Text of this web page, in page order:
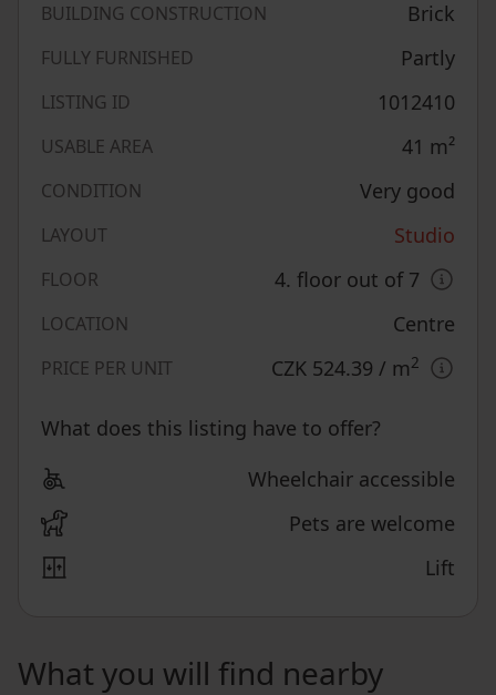
BUILDING CONSTRUCTION Brick
FULLY FURNISHED Partly
LISTING ID 1012410
USABLE AREA 41 m²
CONDITION Very good
LAYOUT Studio
FLOOR 4. floor out of 7
LOCATION Centre
PRICE PER UNIT CZK 524.39 / m2
What does this listing have to offer?
Wheelchair accessible
Pets are welcome
Lift
What you will find nearby